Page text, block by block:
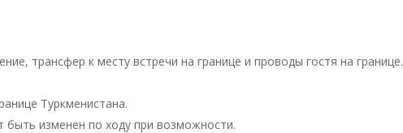
трансфер к месту встречи на границе и проводы гостя на границе.
Туркменистана.
изменен по ходу при возможности.